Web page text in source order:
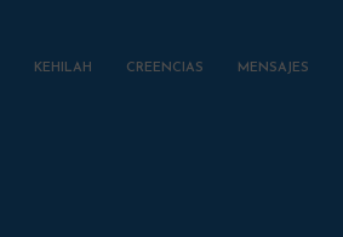
KEHILAH CREENCIAS MENSAJES